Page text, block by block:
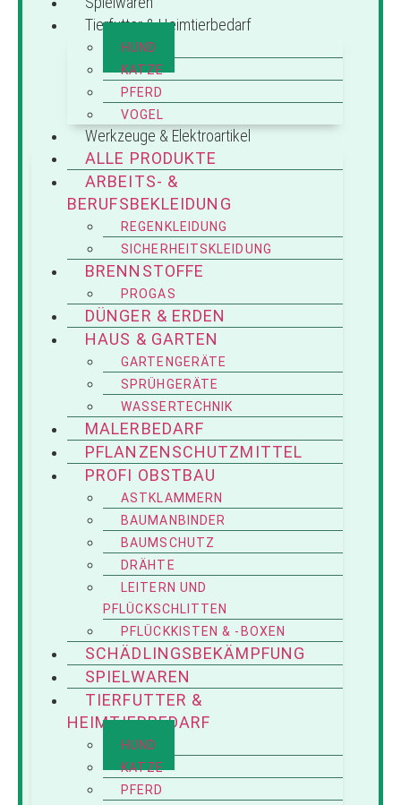
Tierfutter & Heimtierbedarf
HUND
KATZE
PFERD
VOGEL
Werkzeuge & Elektroartikel
ALLE PRODUKTE
ARBEITS- &
BERUFSBEKLEIDUNG
REGENKLEIDUNG
SICHERHEITSKLEIDUNG
BRENNSTOFFE
PROGAS
DÜNGER & ERDEN
HAUS & GARTEN
GARTENGERÄTE
SPRÜHGERÄTE
WASSERTECHNIK
MALERBEDARF
PFLANZENSCHUTZMITTEL
PROFI OBSTBAU
ASTKLAMMERN
BAUMANBINDER
BAUMSCHUTZ
DRÄHTE
LEITERN UND
PFLÜCKSCHLITTEN
PFLÜCKKISTEN & -BOXEN
SCHÄDLINGSBEKÄMPFUNG
SPIELWAREN
TIERFUTTER &
HEIMTIERBEDARF
HUND
KATZE
PFERD